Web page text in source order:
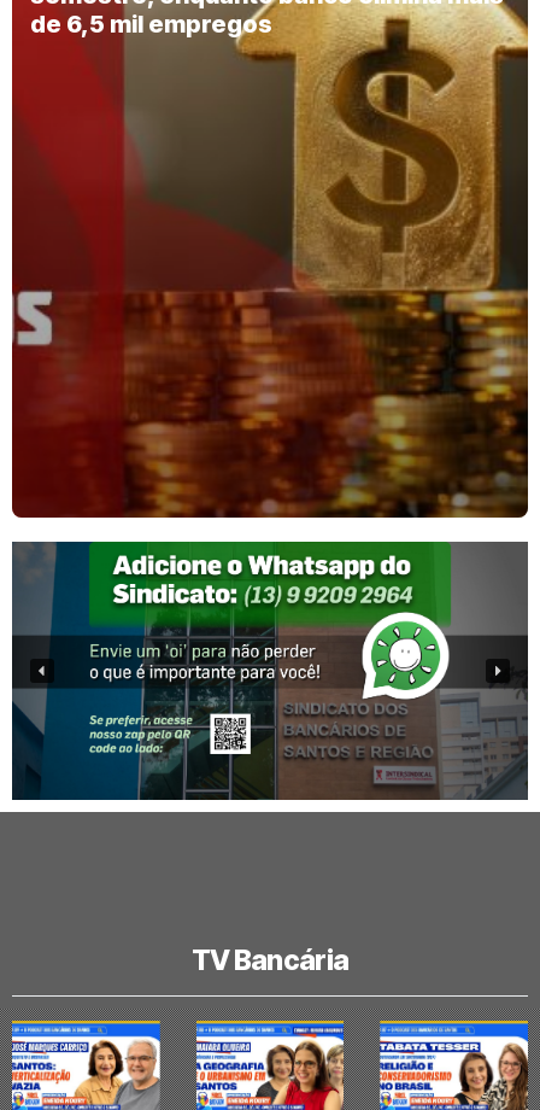
de 6,5 mil empregos
TV Bancária